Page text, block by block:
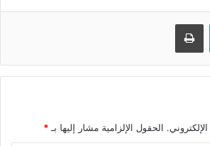
لينكدإن طباعة
الحقول الإلزامية مشار إليها بـ*